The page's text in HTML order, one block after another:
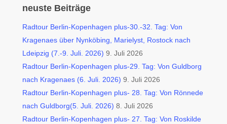
neuste Beiträge
Radtour Berlin-Kopenhagen plus-30.-32. Tag: Von
Kragenaes über Nynköbing, Marielyst, Rostock nach
Ldeipzig (7.-9. Juli. 2026) 9. Juli 2026
Radtour Berlin-Kopenhagen plus-29. Tag: Von Guldborg
nach Kragenaes (6. Juli. 2026) 9. Juli 2026
Radtour Berlin-Kopenhagen plus- 28. Tag: Von Rönnede
nach Guldborg(5. Juli. 2026) 8. Juli 2026
Radtour Berlin-Kopenhagen plus- 27. Tag: Von Roskilde